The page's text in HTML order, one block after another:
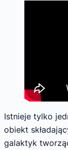
Istnieje tylko
obiekt
galaktyk